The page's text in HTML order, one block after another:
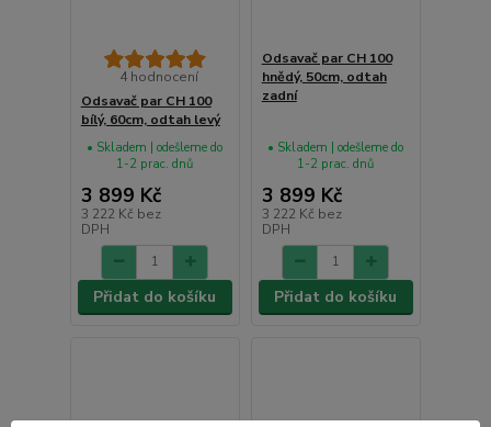
4 hodnocení
Odsavač par CH 100
bílý, 60cm, odtah levý
3 899 Kč
3 222 Kč bez
DPH
• Skladem | odešleme do
1-2 prac. dnů
Přidat do košíku
Odsavač par CH 100
hnědý, 50cm, odtah
zadní
3 899 Kč
3 222 Kč bez
DPH
• Skladem | odešleme do
1-2 prac. dnů
Přidat do košíku